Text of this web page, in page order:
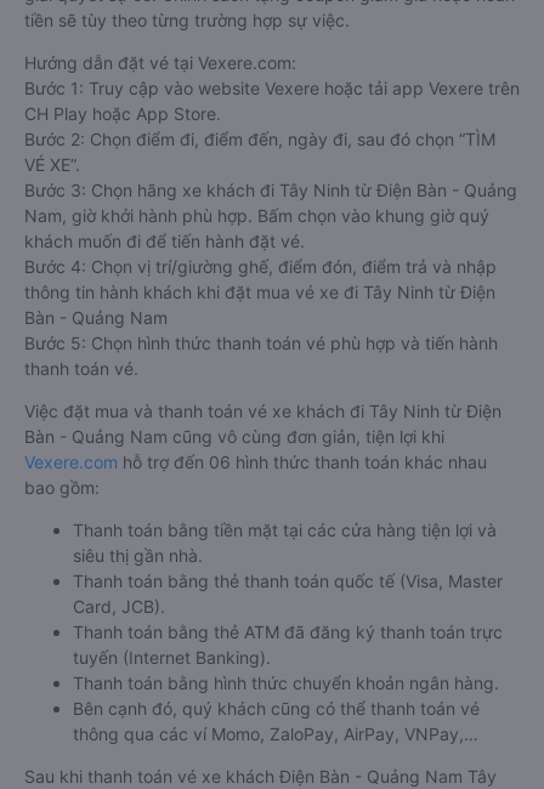
tiền sẽ tùy theo từng trường hợp sự việc.
Hướng dẫn đặt vé tại Vexere.com:
Bước 1: Truy cập vào website Vexere hoặc tải app Vexere trên
CH Play hoặc App Store.
Bước 2: Chọn điểm đi, điểm đến, ngày đi, sau đó chọn “TÌM
VÉ XE”.
Bước 3: Chọn hãng xe khách đi Tây Ninh từ Điện Bàn - Quảng
Nam, giờ khởi hành phù hợp. Bấm chọn vào khung giờ quý
khách muốn đi để tiến hành đặt vé.
Bước 4: Chọn vị trí/giường ghế, điểm đón, điểm trả và nhập
thông tin hành khách khi đặt mua vé xe đi Tây Ninh từ Điện
Bàn - Quảng Nam
Bước 5: Chọn hình thức thanh toán vé phù hợp và tiến hành
thanh toán vé.
Việc đặt mua và thanh toán vé xe khách đi Tây Ninh từ Điện
Bàn - Quảng Nam cũng vô cùng đơn giản, tiện lợi khi
Vexere.com hỗ trợ đến 06 hình thức thanh toán khác nhau
bao gồm:
Thanh toán bằng tiền mặt tại các cửa hàng tiện lợi và
siêu thị gần nhà.
Thanh toán bằng thẻ thanh toán quốc tế (Visa, Master
Card, JCB).
Thanh toán bằng thẻ ATM đã đăng ký thanh toán trực
tuyến (Internet Banking).
Thanh toán bằng hình thức chuyển khoản ngân hàng.
Bên cạnh đó, quý khách cũng có thể thanh toán vé
thông qua các ví Momo, ZaloPay, AirPay, VNPay,…
Sau khi thanh toán vé xe khách Điện Bàn - Quảng Nam Tây